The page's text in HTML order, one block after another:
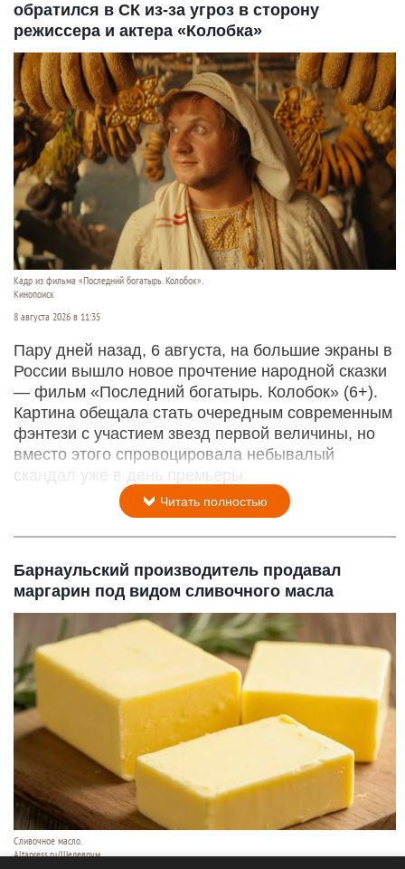
обратился в СК из-за угроз в сторону
режиссера и актера «Колобка»
Кадр из фильма «Последний богатырь. Колобок».
Кинопоиск
8 августа 2026 в 11:35
Пару дней назад, 6 августа, на большие экраны в
России вышло новое прочтение народной сказки
— фильм «Последний богатырь. Колобок» (6+).
Картина обещала стать очередным современным
фэнтези с участием звезд первой величины, но
вместо этого спровоцировала небывалый
скандал уже в день премьеры.
Читать полностью
Барнаульский производитель продавал
маргарин под видом сливочного масла
Сливочное масло.
Altapress.ru/Шедеврум